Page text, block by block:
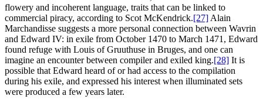
flowery and incoherent language, traits that can be linked to
commercial piracy, according to Scot McKendrick.[27] Alain
Marchandisse suggests a more personal connection between Wavrin
and Edward IV: in exile from October 1470 to March 1471, Edward
found refuge with Louis of Gruuthuse in Bruges, and one can
imagine an encounter between compiler and exiled king.[28] It is
possible that Edward heard of or had access to the compilation
during his exile, and expressed his interest when illuminated sets
were produced a few years later.